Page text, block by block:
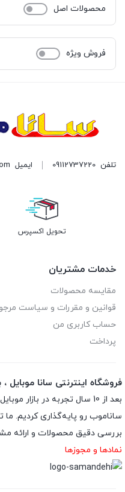
محصولات اصل
فروش ویژه
تلفن 09112737220 ایمیل
تحویل اکسپرس
خدمات مشتریان
مقایسه محصولات
قوانین و مقررات و سیاست
حساب کاربری من
پرداخت
فروشگاه اینترنتی سانا موبایل
ساناموب رو پایه‌گذاری کردیم.
بررسی دقیق محصولات و ارائه
نمادها و مجوزها